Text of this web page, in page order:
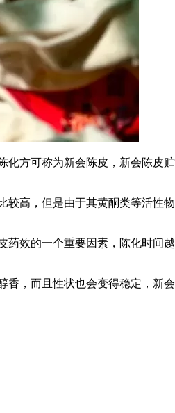
方可称为新会陈皮，新会陈皮
高，但是由于其黄酮类等活
效的一个重要因素，陈化时
，而且性状也会变得稳定，新